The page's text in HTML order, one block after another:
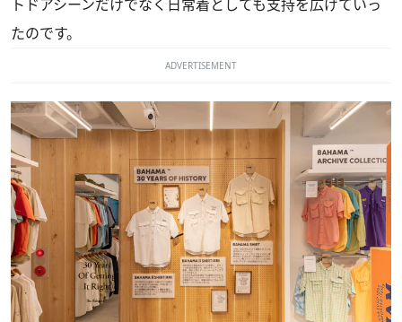
トドアシーンだけでなく日常着としても支持を広げていっ
たのです。
ADVERTISEMENT